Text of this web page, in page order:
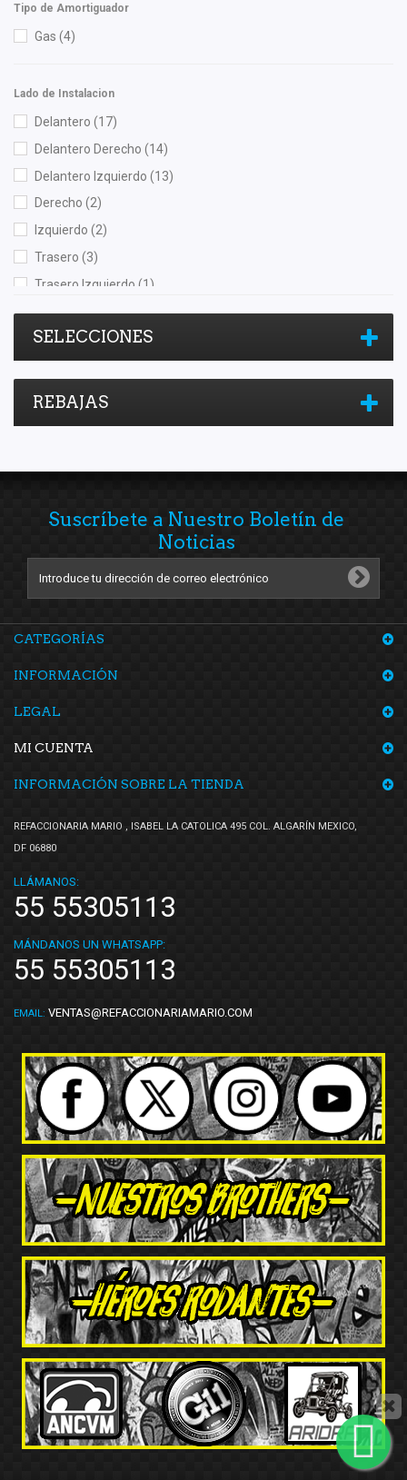
Purolator(1)
Shift It
SYD(1)
TomCo(1)
Totalparts(1)
Wagner(1)
Yokomitsu(15)
Tipo de Amortiguador
Gas (4)
Lado de Instalacion
Delantero (17)
Delantero Derecho (14)
Delantero Izquierdo (13)
Derecho (2)
Izquierdo (2)
Trasero (3)
Trasero Izquierdo (1)
SELECCIONES
REBAJAS
Suscríbete a Nuestro Boletín de
Noticias
CATEGORÍAS
INFORMACIÓN
LEGAL
MI CUENTA
INFORMACIÓN SOBRE LA TIENDA
REFACCIONARIA MARIO , ISABEL LA CATOLICA 495 COL. ALGARÍN MEXICO,
DF 06880
LLÁMANOS:
55 55305113
MÁNDANOS UN WHATSAPP:
55 55305113
EMAIL: VENTAS@REFACCIONARIAMARIO.COM